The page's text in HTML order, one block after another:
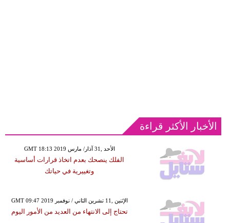
الأخبار الأكثر قراءة
GMT 18:13 2019 الأحد ,31 آذار/ مارس
الفلك ينصحك بعدم اتخاذ قرارات أساسية
وتغييرية في حياتك
GMT 09:47 2019 الإثنين ,11 تشرين الثاني / نوفمبر
تحتاج إلى الانتهاء من العديد من الأمور اليوم